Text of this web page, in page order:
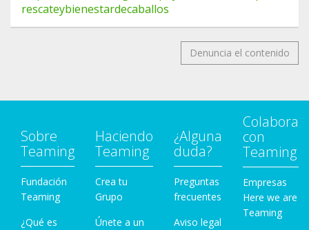
rescateybienestardecaballos
Denuncia el contenido
Sobre
Teaming
Fundación
Teaming
¿Qué es
Haciendo
Teaming
Crea tu
Grupo
Únete a un
¿Alguna
duda?
Preguntas
frecuentes
Aviso legal
Colabora
con
Teaming
Empresas
Here we are
Teaming